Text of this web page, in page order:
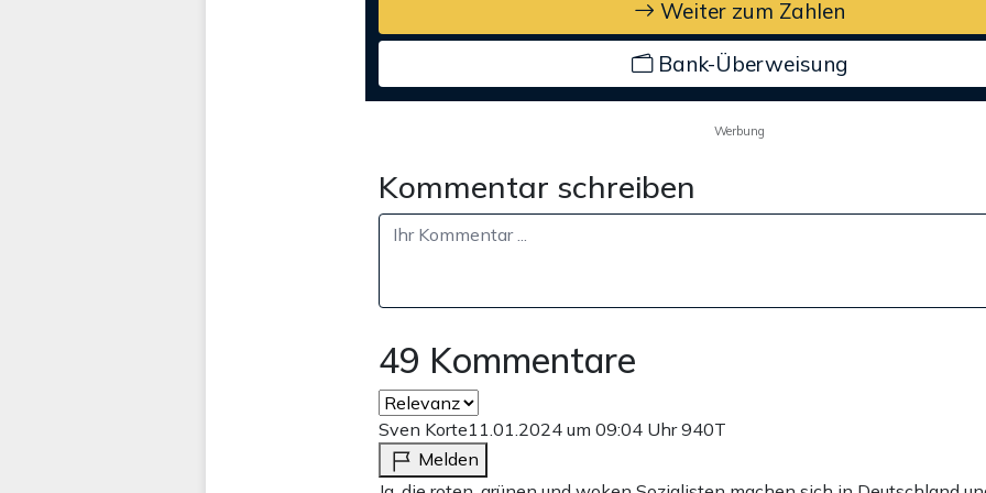
Weiter zum Zahlen
Bank-Überweisung
Werbung
Kommentar schreiben
49 Kommentare
Sven Korte11.01.2024 um 09:04 Uhr940T
Melden